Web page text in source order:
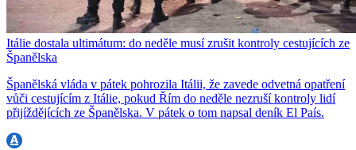
Itálie dostala ultimátum: do neděle musí zrušit kontroly cestujících ze
Španělska
Španělská vláda v pátek pohrozila Itálii, že zavede odvetná opatření
vůči cestujícím z Itálie, pokud Řím do neděle nezruší kontroly lidí
přijíždějících ze Španělska. V pátek o tom napsal deník El País.